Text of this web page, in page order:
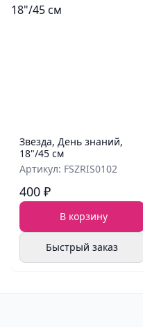
Звезда, День знаний,
18"/45 см
Артикул: FSZRIS0102
400 ₽
В корзину
Быстрый заказ